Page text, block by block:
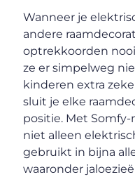
Wanneer je
andere
optrekkoorden
ze er simpelweg
kinderen extra
sluit je elke
positie. Met
niet alleen
gebruikt in bijna
waaronder